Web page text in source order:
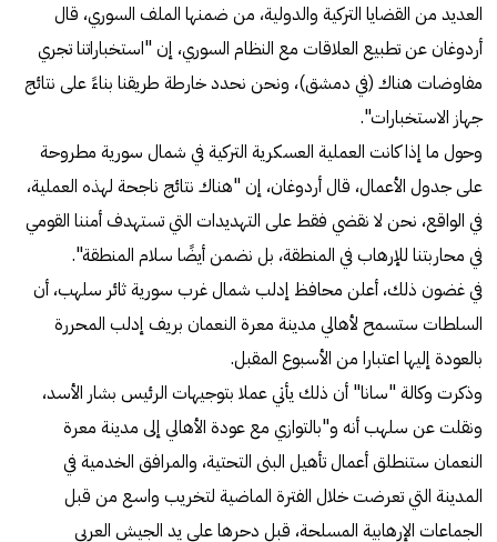
العديد من القضايا التركية والدولية، من ضمنها الملف السوري، قال
أردوغان عن تطبيع العلاقات مع النظام السوري، إن "استخباراتنا تجري
مفاوضات هناك (في دمشق)، ونحن نحدد خارطة طريقنا بناءً على نتائج
جهاز الاستخبارات".
وحول ما إذا كانت العملية العسكرية التركية في شمال سورية مطروحة
على جدول الأعمال، قال أردوغان، إن "هناك نتائج ناجحة لهذه العملية،
في الواقع، نحن لا نقضي فقط على التهديدات التي تستهدف أمننا القومي
في محاربتنا للإرهاب في المنطقة، بل نضمن أيضًا سلام المنطقة".
في غضون ذلك، أعلن محافظ إدلب شمال غرب سورية ثائر سلهب، أن
السلطات ستسمح لأهالي مدينة معرة النعمان بريف إدلب المحررة
بالعودة إليها اعتبارا من الأسبوع المقبل.
وذكرت وكالة "سانا" أن ذلك يأتي عملا بتوجيهات الرئيس بشار الأسد،
ونقلت عن سلهب أنه و"بالتوازي مع عودة الأهالي إلى مدينة معرة
النعمان ستنطلق أعمال تأهيل البنى التحتية، والمرافق الخدمية في
المدينة التي تعرضت خلال الفترة الماضية لتخريب واسع من قبل
الجماعات الإرهابية المسلحة، قبل دحرها على يد الجيش العربي